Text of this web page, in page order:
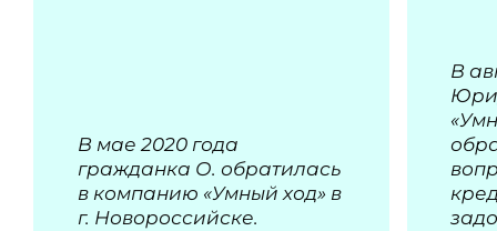
В мае 2020 года
гражданка О. обратилась
в компанию «Умный ход» в
г. Новороссийске.
В